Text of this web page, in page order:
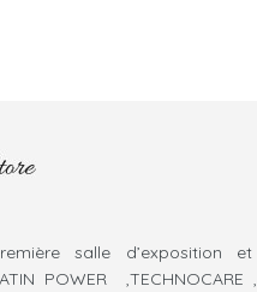
salle d’exposition et
POWER ,TECHNOCARE ,